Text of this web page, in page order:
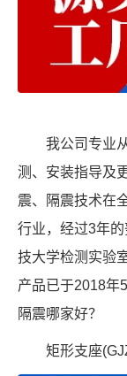
我公司专业
测、安装指导及
震、隔震技术在
行业，经过3年
技大学检测实验
产品已于2018年
隔震哪家好？
矩形支座